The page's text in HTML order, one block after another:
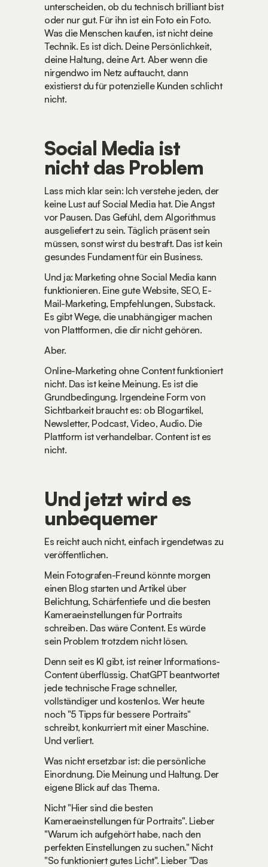
unterscheiden, ob du technisch brilliant bist
oder nur gut. Für ihn ist ein Foto ein Foto.
Was die Menschen kaufen, ist nicht deine
Technik. Es ist dich. Deine Persönlichkeit,
deine Haltung, deine Art. Aber wenn die
nirgendwo im Netz auftaucht, dann
existierst du für potenzielle Kunden schlicht
nicht.
Social Media ist
nicht das Problem
Lass mich klar sein: Ich verstehe jeden, der
keine Lust auf Social Media hat. Die Angst
vor Pausen. Das Gefühl, dem Algorithmus
ausgeliefert zu sein. Täglich präsent sein
müssen, sonst wirst du bestraft. Das ist kein
gesundes Fundament für ein Business.
Und ja: Marketing ohne Social Media kann
funktionieren. Eine gute Website, SEO, E-
Mail-Marketing, Empfehlungen, Substack.
Es gibt Wege, die unabhängiger machen
von Plattformen, die dir nicht gehören.
Aber.
Online-Marketing ohne Content funktioniert
nicht. Das ist keine Meinung. Es ist die
Grundbedingung. Irgendeine Form von
Sichtbarkeit braucht es: ob Blogartikel,
Newsletter, Podcast, Video, Audio. Die
Plattform ist verhandelbar. Content ist es
nicht.
Und jetzt wird es
unbequemer
Es reicht auch nicht, einfach irgendetwas zu
veröffentlichen.
Mein Fotografen-Freund könnte morgen
einen Blog starten und Artikel über
Belichtung, Schärfentiefe und die besten
Kameraeinstellungen für Portraits
schreiben. Das wäre Content. Es würde
sein Problem trotzdem nicht lösen.
Denn seit es KI gibt, ist reiner Informations-
Content überflüssig. ChatGPT beantwortet
jede technische Frage schneller,
vollständiger und kostenlos. Wer heute
noch "5 Tipps für bessere Portraits"
schreibt, konkurriert mit einer Maschine.
Und verliert.
Was nicht ersetzbar ist: die persönliche
Einordnung. Die Meinung und Haltung. Der
eigene Blick auf das Thema.
Nicht "Hier sind die besten
Kameraeinstellungen für Portraits". Lieber
"Warum ich aufgehört habe, nach den
perfekten Einstellungen zu suchen." Nicht
"So funktioniert gutes Licht". Lieber "Das